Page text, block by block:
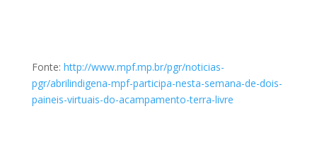
Fonte: http://www.mpf.mp.br/pgr/noticias-
pgr/abrilindigena-mpf-participa-nesta-semana-de-dois-
paineis-virtuais-do-acampamento-terra-livre